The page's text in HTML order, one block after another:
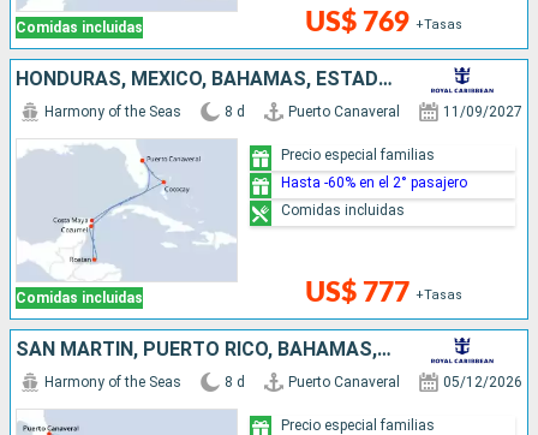
Comidas incluidas US$ 769 +Tasas
HONDURAS, MÉXICO, BAHAMAS, ESTADOS UNIDOS
Comidas incluidas
Harmony of the Seas 8 d Puerto Canaveral 11/09/2027
US$ 777 +Tasas
Precio especial familias
Hasta -60% en el 2° pasajero
Comidas incluidas
SAN MARTÍN, PUERTO RICO, BAHAMAS, ESTADOS UNIDOS
Harmony of the Seas 8 d Puerto Canaveral 05/12/2026
Precio especial familias